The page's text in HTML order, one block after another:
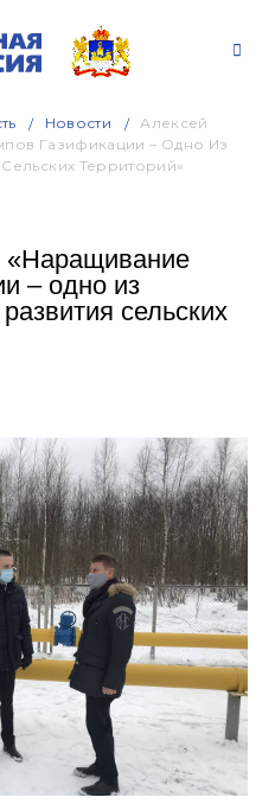
Новости
Алексей
Газификации – Одно Из
Территорий»
«Наращивание
– одно из
сельских